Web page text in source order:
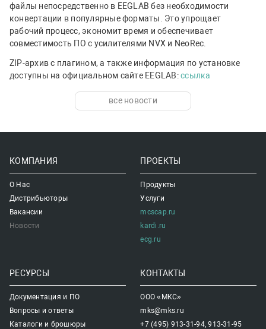
файлы непосредственно в EEGLAB без необходимости
конвертации в популярные форматы. Это упрощает
рабочий процесс, экономит время и обеспечивает
совместимость ПО с усилителями NVX и NeoRec.
ZIP-архив с плагином, а также информация по установке
доступны на официальном сайте EEGLAB:ссылка
все новости
КОМПАНИЯ
О Нас
Дистрибьюторы
Вакансии
Новости
ПРОЕКТЫ
Продукты
Услуги
mcscap.ru
kardi.ru
ecg.ru
РЕСУРСЫ
Документация и ПО
Вопросы и ответы
Каталоги и брошюры
КОНТАКТЫ
ООО «МКС»
mks@mks.ru
+7 (495) 913-31-94, 913-31-95